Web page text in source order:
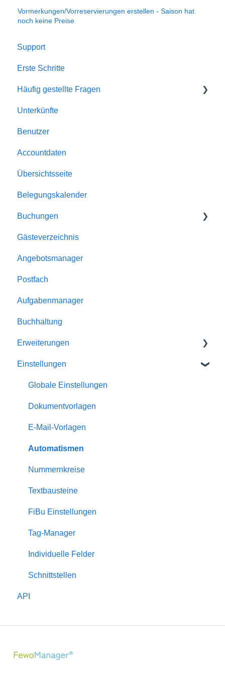
Vormerkungen/Vorreservierungen erstellen - Saison hat
noch keine Preise
Support
Erste Schritte
Häufig gestellte Fragen
Account
Allgemein
Buchungen
Automatismen
Dokumente
E-Mailversand
Kalender
Unterkünfte
Homepage-Module
Rabatte
Schnittstellen
Unterkünfte
Benutzer
Accountdaten
Übersichtsseite
Belegungskalender
Buchungen
Buchungen
Reservierungen
Angebote
Gästeverzeichnis
Angebotsmanager
Postfach
Aufgabenmanager
Buchhaltung
Erweiterungen
Homepage-Module
Channelmanager
Statistiken
Gästemappe
Dienstleister
Eigentümer
Bewertungen
Rabatte
Zuschläge
Serienversand
Einstellungen
Globale Einstellungen
Dokumentvorlagen
E-Mail-Vorlagen
Automatismen
Nummernkreise
Textbausteine
FiBu Einstellungen
Tag-Manager
Individuelle Felder
Schnittstellen
API